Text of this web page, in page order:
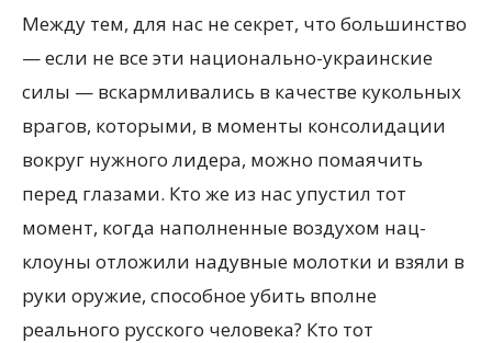
Между тем, для нас не секрет, что большинство
— если не все эти национально-украинские
силы — вскармливались в качестве кукольных
врагов, которыми, в моменты консолидации
вокруг нужного лидера, можно помаячить
перед глазами. Кто же из нас упустил тот
момент, когда наполненные воздухом нац-
клоуны отложили надувные молотки и взяли в
руки оружие, способное убить вполне
реального русского человека? Кто тот